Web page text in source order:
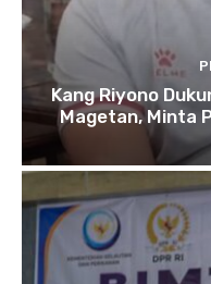
Kang Riyono
Magetan, Minta